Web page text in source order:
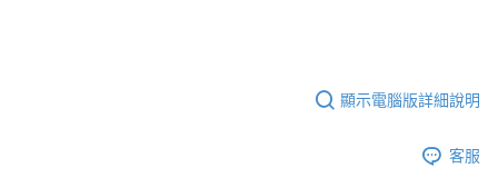
顯示電腦版詳細說明
客服